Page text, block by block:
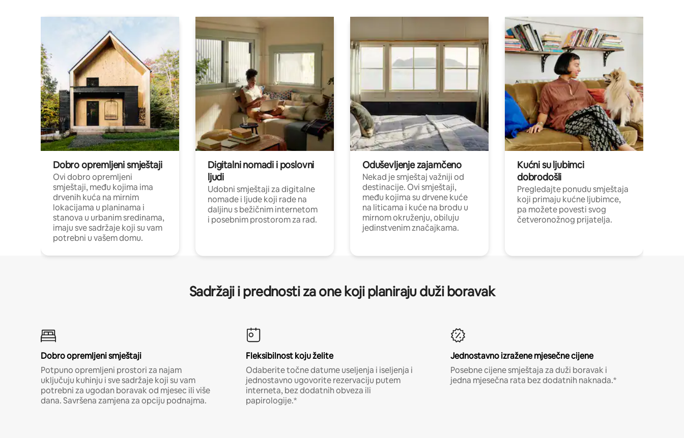
Dobro opremljeni smještaji
Ovi dobro opremljeni
smještaji, među kojima ima
drvenih kuća na mirnim
lokacijama u planinama i
stanova u urbanim sredinama,
imaju sve sadržaje koji su vam
potrebni u vašem domu.
Digitalni nomadi i poslovni
ljudi
Udobni smještaji za digitalne
nomade i ljude koji rade na
daljinu s bežičnim internetom
i posebnim prostorom za rad.
Oduševljenje zajamčeno
Nekad je smještaj važniji od
destinacije. Ovi smještaji,
među kojima su drvene kuće
na liticama i kuće na brodu u
mirnom okruženju, obiluju
jedinstvenim značajkama.
Kućni su ljubimci
dobrodošli
Pregledajte ponudu smještaja
koji primaju kućne ljubimce,
pa možete povesti svog
četveronožnog prijatelja.
Sadržaji i prednosti za one koji planiraju duži boravak
Dobro opremljeni smještaji
Potpuno opremljeni prostori za najam
uključuju kuhinju i sve sadržaje koji su vam
potrebni za ugodan boravak od mjesec ili više
dana. Savršena zamjena za opciju podnajma.
Fleksibilnost koju želite
Odaberite točne datume useljenja i iseljenja i
jednostavno ugovorite rezervaciju putem
interneta, bez dodatnih obveza ili
papirologije.*
Jednostavno izražene mjesečne cijene
Posebne cijene smještaja za duži boravak i
jedna mjesečna rata bez dodatnih naknada.*